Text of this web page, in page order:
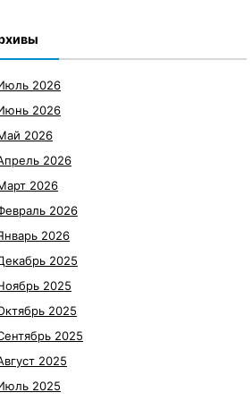
2026
2026
2026
2026
2026
2026
2026
2025
2025
2025
2025
2025
2025